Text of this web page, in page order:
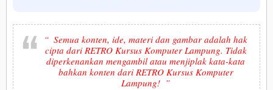
“ Semua konten, ide, materi dan gambar adalah hak
cipta dari RETRO Kursus Komputer Lampung. Tidak
diperkenankan mengambil atau menjiplak kata-kata
bahkan konten dari RETRO Kursus Komputer
Lampung! ”